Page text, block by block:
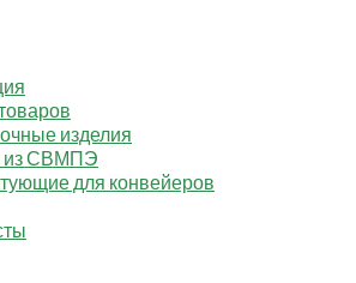
изделия
из СВМПЭ
для конвейеров